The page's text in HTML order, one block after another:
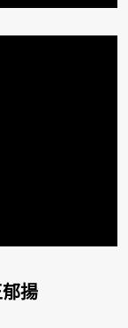
揚